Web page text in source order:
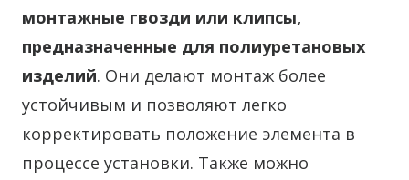
монтажные гвозди или клипсы,
предназначенные для полиуретановых
изделий. Они делают монтаж более
устойчивым и позволяют легко
корректировать положение элемента в
процессе установки. Также можно